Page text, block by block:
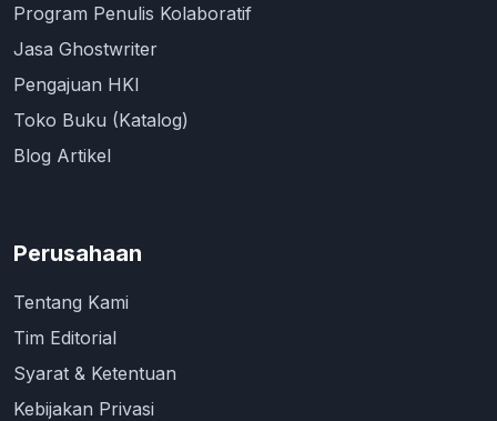
Program Penulis Kolaboratif
Jasa Ghostwriter
Pengajuan HKI
Toko Buku (Katalog)
Blog Artikel
Perusahaan
Tentang Kami
Tim Editorial
Syarat & Ketentuan
Kebijakan Privasi